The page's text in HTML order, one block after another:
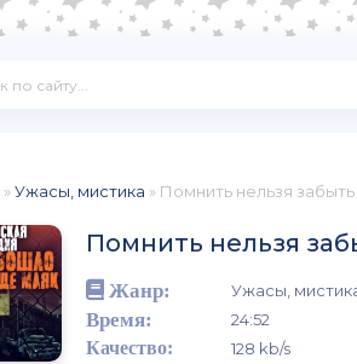
»Ужасы, мистика » Помнить нельзя забыть
Помнить нельзя
Жанр: Ужасы,
Время:
24:52
Качество:
128 kb/s